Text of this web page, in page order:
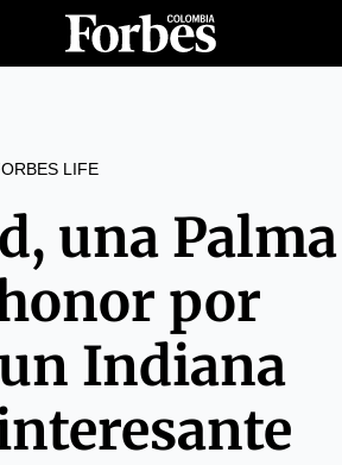
LIFE
una Palma
por
Indiana